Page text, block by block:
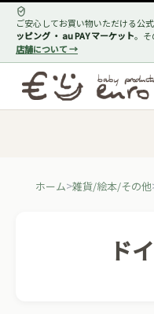
ご安心してお買い物いただける公式
ッピング ・ au PAY マーケット。そ
店舗について →
ホーム 雑貨/絵本/その他
ド